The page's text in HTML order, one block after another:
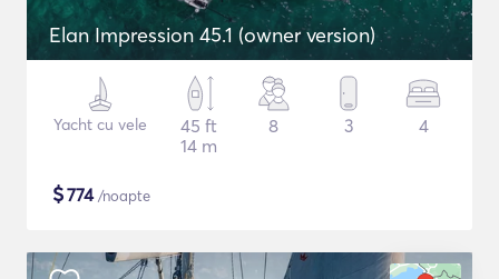
Elan Impression 45.1 (owner version)
Yacht cu vele
45 ft
14 m
8 3 4
$774/noapte